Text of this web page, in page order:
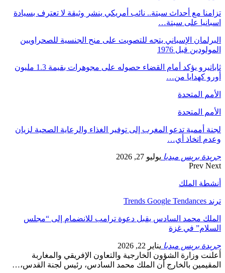
تزامنا مع أحداث سبتة.. نائب أمريكي ينشر وثيقة لا تعترف بسيادة
اسبانيا على سبتة…
البرلمان الإسباني يتجه للتصويت على منح الجنسية للصحراويين
المولودين قبل 1976
ثاباتيرو يؤكد أمام القضاء حصوله على مجوهرات بقيمة 1.3 مليون
أورو كهدايا من…
الأمم المتحدة
الأمم المتحدة
لجنة أممية تدعو المغرب إلى توفير الغذاء والرعاية الصحية لزيان
وعدم اتخاذ أي…
جريدة بريس ميديا يوليو 27, 2026
Prev Next
أنشطة الملك
ترند Trends Google Tendances
الملك محمد السادس يقبل دعوة ترامب للانضمام إلى “مجلس
السلام” في غزة
جريدة بريس ميديا يناير 22, 2026
أعلنت وزارة الشؤون الخارجية والتعاون الإفريقي والمغاربة
المقيمين بالخارج أن الملك محمد السادس، رئيس لجنة القدس،…